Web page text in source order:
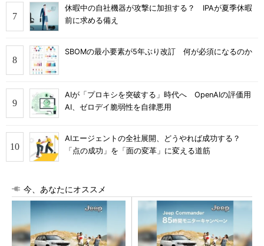
休暇中の自社機器が攻撃に加担する？ IPAが夏季休暇
前に求める備え
SBOMの最小要素が5年ぶり改訂 何が必須になるのか
AIが「プロキシを突破する」時代へ OpenAIの評価用
AI、ゼロデイ脆弱性を自律悪用
AIエージェントの全社展開、どうやれば成功する？
「点の成功」を「面の変革」に変える道筋
今、あなたにオススメ